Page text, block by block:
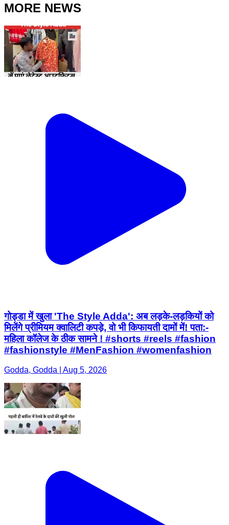
MORE NEWS
गोड्डा में खुला 'The Style Adda': अब लड़के-लड़कियों को
मिलेंगे प्रीमियम क्वालिटी कपड़े, वो भी किफायती दामों में! पता:-
महिला कॉलेज के ठीक सामने ! #shorts #reels #fashion
#fashionstyle #MenFashion #womenfashion
Godda, Godda | Aug 5, 2026